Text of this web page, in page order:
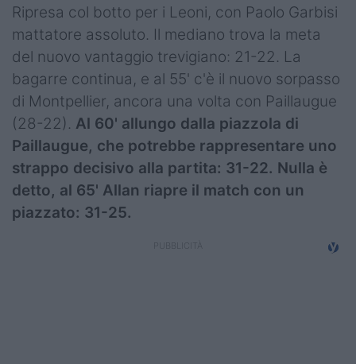
Ripresa col botto per i Leoni, con Paolo Garbisi
mattatore assoluto. Il mediano trova la meta
del nuovo vantaggio trevigiano: 21-22. La
bagarre continua, e al 55' c'è il nuovo sorpasso
di Montpellier, ancora una volta con Paillaugue
(28-22). Al 60' allungo dalla piazzola di
Paillaugue, che potrebbe rappresentare uno
strappo decisivo alla partita: 31-22. Nulla è
detto, al 65' Allan riapre il match con un
piazzato: 31-25.